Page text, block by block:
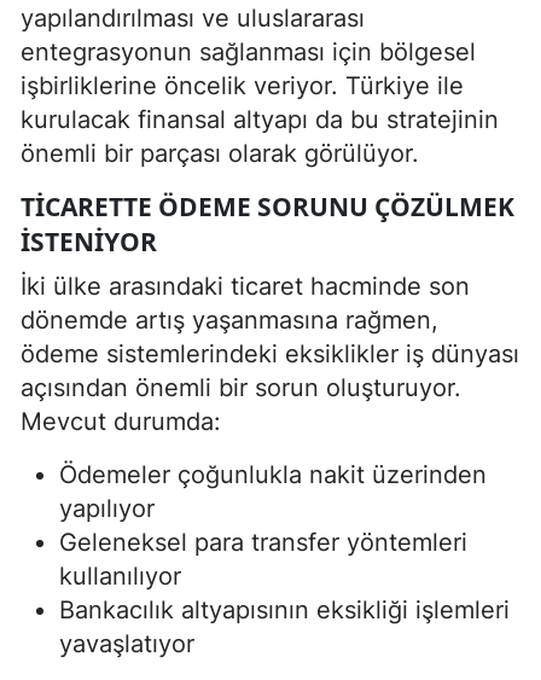
yapılandırılması ve uluslararası
entegrasyonun sağlanması için bölgesel
işbirliklerine öncelik veriyor. Türkiye ile
kurulacak finansal altyapı da bu stratejinin
önemli bir parçası olarak görülüyor.
TICARETTE ÖDEME SORUNU ÇÖZÜLMEK
ISTENIYOR
İki ülke arasındaki ticaret hacminde son
dönemde artış yaşanmasına rağmen,
ödeme sistemlerindeki eksiklikler iş dünyası
açısından önemli bir sorun oluşturuyor.
Mevcut durumda:
Ödemeler çoğunlukla nakit üzerinden
yapılıyor
Geleneksel para transfer yöntemleri
kullanılıyor
Bankacılık altyapısının eksikliği işlemleri
yavaşlatıyor